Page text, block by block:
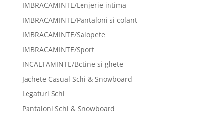
IMBRACAMINTE/Lenjerie intima
IMBRACAMINTE/Pantaloni si colanti
IMBRACAMINTE/Salopete
IMBRACAMINTE/Sport
INCALTAMINTE/Botine si ghete
Jachete Casual Schi & Snowboard
Legaturi Schi
Pantaloni Schi & Snowboard